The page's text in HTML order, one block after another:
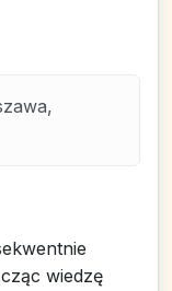
wiedzę